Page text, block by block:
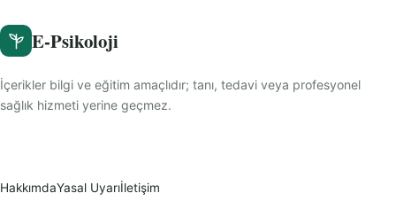
E-Psikoloji
İçerikler bilgi ve eğitim amaçlıdır; tanı, tedavi veya profesyonel
sağlık hizmeti yerine geçmez.
HakkımdaYasal Uyarıİletişim